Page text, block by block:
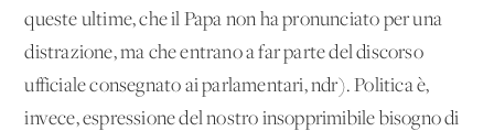
queste ultime, che il Papa non ha pronunciato per una
distrazione, ma che entrano a far parte del discorso
ufficiale consegnato ai parlamentari, ndr). Politica è,
invece, espressione del nostro insopprimibile bisogno di